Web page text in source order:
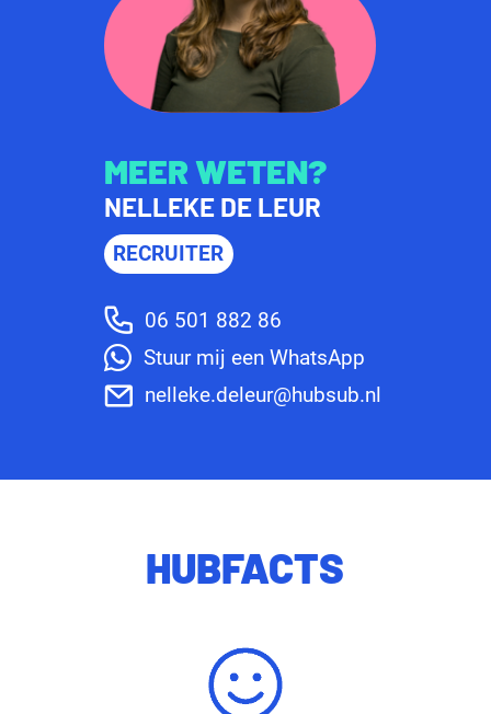
MEER WETEN?
NELLEKE DE LEUR
RECRUITER
06 501 882 86
Stuur mij een WhatsApp
nelleke.deleur@hubsub.nl
HUBFACTS